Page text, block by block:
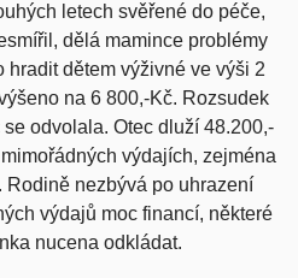
letech svěřené do péče,
dělá mamince problémy
dětem výživné ve výši 2
na 6 800,-Kč. Rozsudek
odvolala. Otec dluží 48.200,-
výdajích, zejména
Rodině nezbývá po uhrazení
výdajů moc financí, některé
nucena odkládat.